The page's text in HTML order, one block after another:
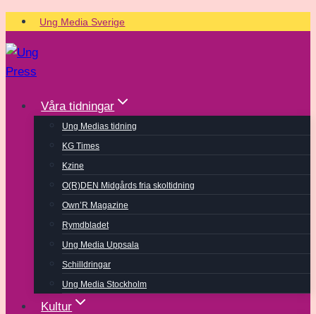
Skip
to
content
Ung Media Sverige
Våra tidningar
Ung Medias tidning
KG Times
Kzine
O(R)DEN Midgårds fria skoltidning
Own’R Magazine
Rymdbladet
Ung Media Uppsala
Schilldringar
Ung Media Stockholm
Kultur